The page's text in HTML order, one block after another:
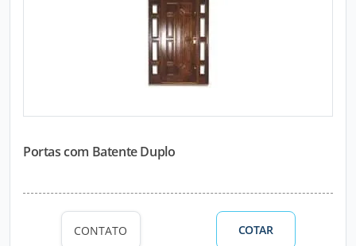
Portas com Batente Duplo
CONTATO COTAR